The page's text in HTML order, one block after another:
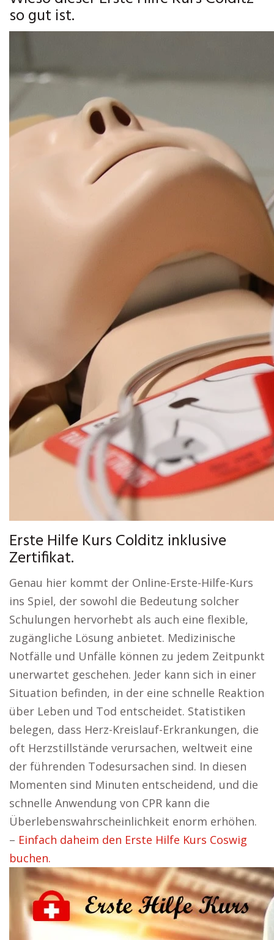
so gut ist.
Erste Hilfe Kurs Colditz inklusive
Zertifikat.
Genau hier kommt der Online-Erste-Hilfe-Kurs
ins Spiel, der sowohl die Bedeutung solcher
Schulungen hervorhebt als auch eine flexible,
zugängliche Lösung anbietet. Medizinische
Notfälle und Unfälle können zu jedem Zeitpunkt
unerwartet geschehen. Jeder kann sich in einer
Situation befinden, in der eine schnelle Reaktion
über Leben und Tod entscheidet. Statistiken
belegen, dass Herz-Kreislauf-Erkrankungen, die
oft Herzstillstände verursachen, weltweit eine
der führenden Todesursachen sind. In diesen
Momenten sind Minuten entscheidend, und die
schnelle Anwendung von CPR kann die
Überlebenswahrscheinlichkeit enorm erhöhen.
– Einfach daheim den Erste Hilfe Kurs Coswig
buchen.